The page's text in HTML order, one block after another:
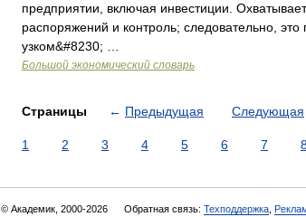
предприятии, включая инвестиции.
распоряжений и контроль; следовательно,
узком&#8230; …
Большой экономический словарь
Страницы ← Предыдущая Следующая
1 2 3 4 5 6 7
© Академик, 2000-2026 Обратная связь: Техподдержка